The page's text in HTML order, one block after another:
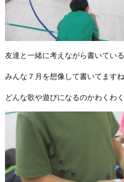
友達と一緒に考えながら書いている
みんな７月を想像して書いてますね
どんな歌や遊びになるのかわくわく